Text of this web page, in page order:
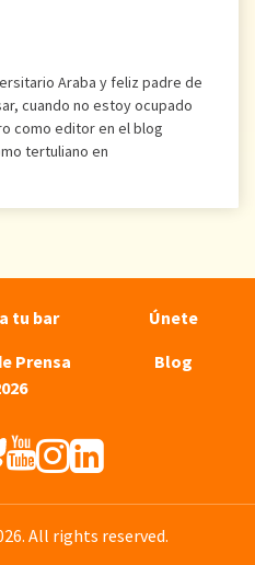
Araba y feliz padre de
cuando no estoy ocupado
como editor en el blog
tertuliano en
tu bar
Únete
Prensa
Blog
All rights reserved.